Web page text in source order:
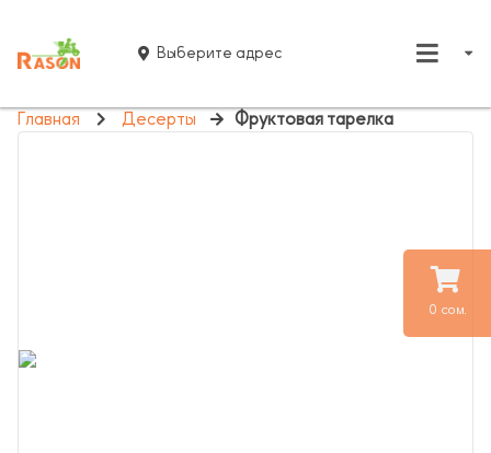
0 сом.
Выберите адрес
Главная Десерты Фруктовая тарелка